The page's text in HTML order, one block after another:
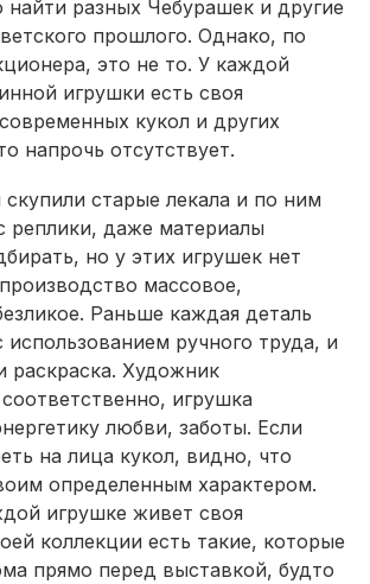
разных Чебурашек и другие
прошлого. Однако, по
это не то. У каждой
игрушки есть своя
кукол и других
напрочь отсутствует.
старые лекала и по ним
реплики, даже материалы
но у этих игрушек нет
массовое,
Раньше каждая деталь
использованием ручного труда, и
раскраска. Художник
игрушка
любви, заботы. Если
на лица кукол, видно, что
определенным характером.
игрушке живет своя
коллекции есть такие, которые
прямо перед выставкой, будто